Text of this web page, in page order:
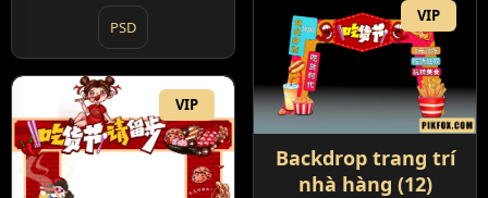
PSD
VIP
Backdrop trang trí
nhà hàng (12)
VIP